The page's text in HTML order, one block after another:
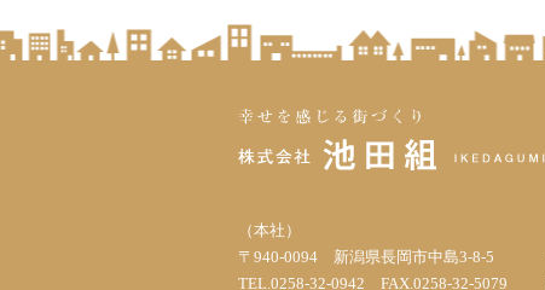
（本社）
〒940-0094 新潟県長岡市中島3-8-5
TEL.0258-32-0942 FAX.0258-32-5079